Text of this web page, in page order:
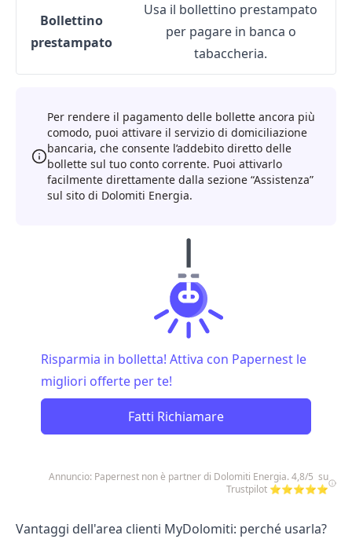
Bollettino
prestampato
Usa il bollettino prestampato
per pagare in banca o
tabaccheria.
Per rendere il pagamento delle bollette ancora più
comodo, puoi attivare il servizio di domiciliazione
bancaria, che consente l’addebito diretto delle
bollette sul tuo conto corrente. Puoi attivarlo
facilmente direttamente dalla sezione “Assistenza”
sul sito di Dolomiti Energia.
Risparmia in bolletta! Attiva con Papernest le
migliori offerte per te!
Fatti Richiamare
Annuncio: Papernest non è partner di Dolomiti Energia. 4,8/5 su
Trustpilot ⭐⭐⭐⭐⭐
Vantaggi dell'area clienti MyDolomiti: perché usarla?